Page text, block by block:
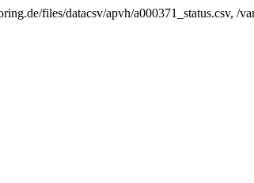
files/datacsv/apvh/a000371_status.csv, /